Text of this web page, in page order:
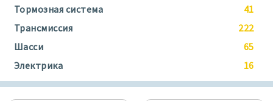
Тормозная система
41
Трансмиссия
222
Шасси
65
Электрика
16